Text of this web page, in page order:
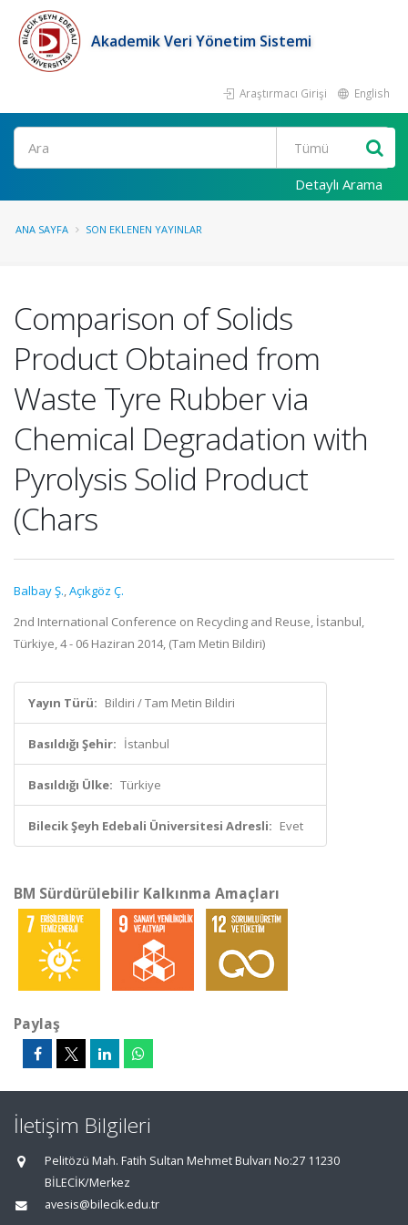
Akademik Veri Yönetim Sistemi
Araştırmacı Girişi English
Ara
Detaylı Arama
ANA SAYFA SON EKLENEN YAYINLAR
Comparison of Solids
Product Obtained from
Waste Tyre Rubber via
Chemical Degradation with
Pyrolysis Solid Product
(Chars
Balbay Ş.,Açıkgöz Ç.
2nd International Conference on Recycling and Reuse, İstanbul,
Türkiye, 4 - 06 Haziran 2014, (Tam Metin Bildiri)
Yayın Türü: Bildiri / Tam Metin Bildiri
Basıldığı Şehir: İstanbul
Basıldığı Ülke: Türkiye
Bilecik Şeyh Edebali Üniversitesi Adresli: Evet
BM Sürdürülebilir Kalkınma Amaçları
Paylaş
İletişim Bilgileri
Pelitözü Mah. Fatih Sultan Mehmet Bulvarı No:27 11230
BİLECİK/Merkez
avesis@bilecik.edu.tr